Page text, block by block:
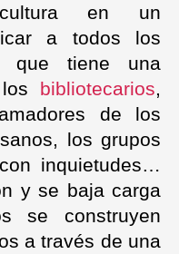
en un
a todos los
que tiene una
bibliotecarios,
de los
los grupos
con inquietudes…
y se baja carga
se construyen
a través de una